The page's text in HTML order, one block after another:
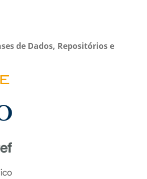
de Dados, Repositórios e